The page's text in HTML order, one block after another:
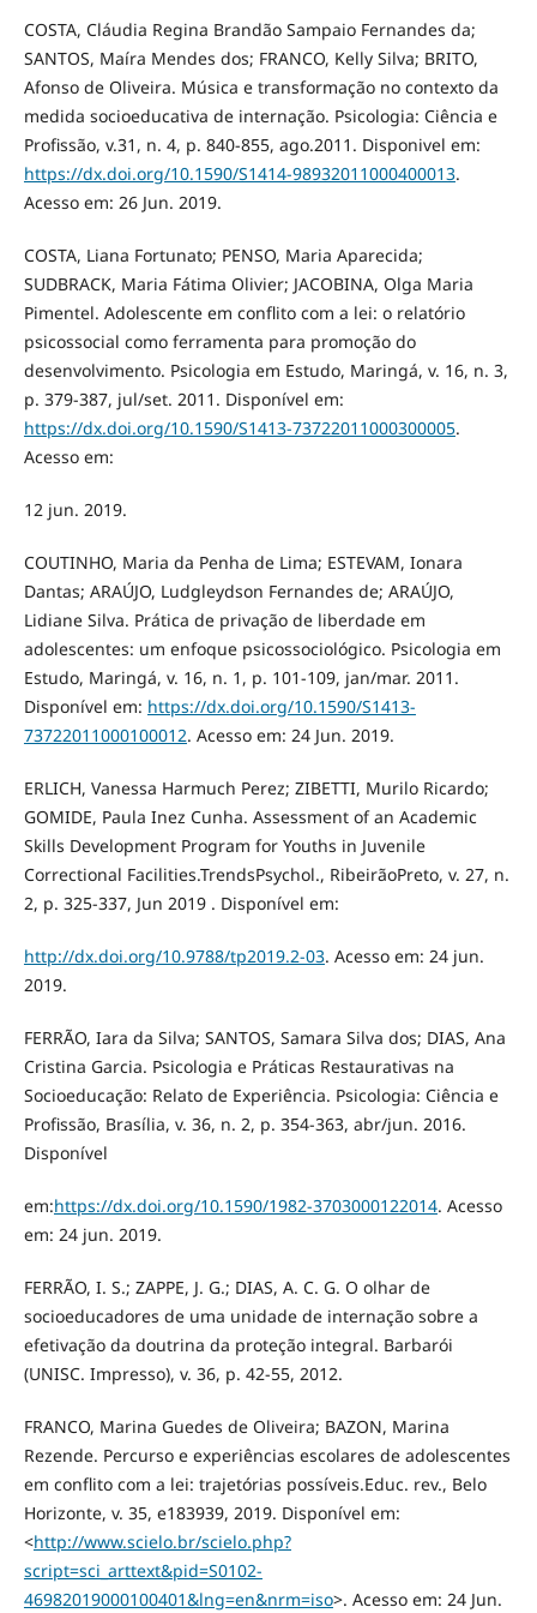
COSTA, Cláudia Regina Brandão Sampaio Fernandes da;
SANTOS, Maíra Mendes dos; FRANCO, Kelly Silva; BRITO,
Afonso de Oliveira. Música e transformação no contexto da
medida socioeducativa de internação. Psicologia: Ciência e
Profissão, v.31, n. 4, p. 840-855, ago.2011. Disponivel em:
https://dx.doi.org/10.1590/S1414-98932011000400013.
Acesso em: 26 Jun. 2019.
COSTA, Liana Fortunato; PENSO, Maria Aparecida;
SUDBRACK, Maria Fátima Olivier; JACOBINA, Olga Maria
Pimentel. Adolescente em conflito com a lei: o relatório
psicossocial como ferramenta para promoção do
desenvolvimento. Psicologia em Estudo, Maringá, v. 16, n. 3,
p. 379-387, jul/set. 2011. Disponível em:
https://dx.doi.org/10.1590/S1413-73722011000300005.
Acesso em:
12 jun. 2019.
COUTINHO, Maria da Penha de Lima; ESTEVAM, Ionara
Dantas; ARAÚJO, Ludgleydson Fernandes de; ARAÚJO,
Lidiane Silva. Prática de privação de liberdade em
adolescentes: um enfoque psicossociológico. Psicologia em
Estudo, Maringá, v. 16, n. 1, p. 101-109, jan/mar. 2011.
Disponível em: https://dx.doi.org/10.1590/S1413-
73722011000100012. Acesso em: 24 Jun. 2019.
ERLICH, Vanessa Harmuch Perez; ZIBETTI, Murilo Ricardo;
GOMIDE, Paula Inez Cunha. Assessment of an Academic
Skills Development Program for Youths in Juvenile
Correctional Facilities.TrendsPsychol., RibeirãoPreto, v. 27, n.
2, p. 325-337, Jun 2019 . Disponível em:
http://dx.doi.org/10.9788/tp2019.2-03. Acesso em: 24 jun.
2019.
FERRÃO, Iara da Silva; SANTOS, Samara Silva dos; DIAS, Ana
Cristina Garcia. Psicologia e Práticas Restaurativas na
Socioeducação: Relato de Experiência. Psicologia: Ciência e
Profissão, Brasília, v. 36, n. 2, p. 354-363, abr/jun. 2016.
Disponível
em:https://dx.doi.org/10.1590/1982-3703000122014. Acesso
em: 24 jun. 2019.
FERRÃO, I. S.; ZAPPE, J. G.; DIAS, A. C. G. O olhar de
socioeducadores de uma unidade de internação sobre a
efetivação da doutrina da proteção integral. Barbarói
(UNISC. Impresso), v. 36, p. 42-55, 2012.
FRANCO, Marina Guedes de Oliveira; BAZON, Marina
Rezende. Percurso e experiências escolares de adolescentes
em conflito com a lei: trajetórias possíveis.Educ. rev., Belo
Horizonte, v. 35, e183939, 2019. Disponível em:
<http://www.scielo.br/scielo.php?
script=sci_arttext&pid=S0102-
46982019000100401&lng=en&nrm=iso>. Acesso em: 24 Jun.